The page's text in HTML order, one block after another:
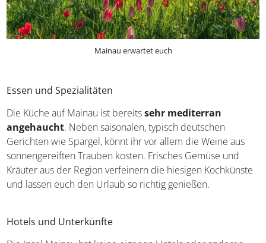
Mainau erwartet euch
Die Küche auf Mainau ist bereits